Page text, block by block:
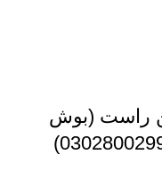
راست (بوش